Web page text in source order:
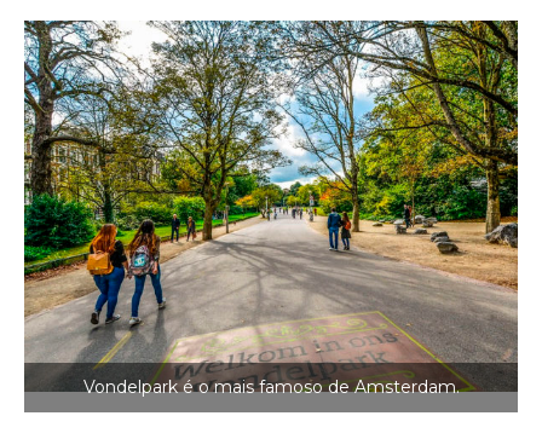
Vondelpark é o mais famoso de Amsterdam.